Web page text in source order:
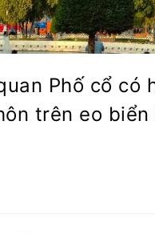
Phố cổ có
trên eo